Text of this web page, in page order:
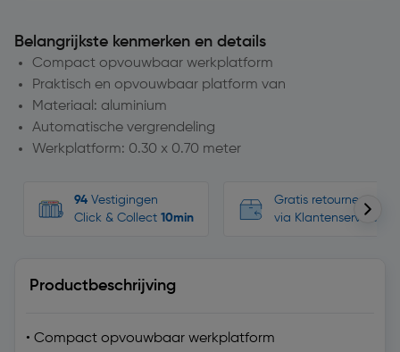
Belangrijkste kenmerken en details
Compact opvouwbaar werkplatform
Praktisch en opvouwbaar platform van
Materiaal: aluminium
Automatische vergrendeling
Werkplatform: 0.30 x 0.70 meter
94 Vestigingen
Click & Collect 10min
Gratis retourneren,
via Klantenservice
Productbeschrijving
• Compact opvouwbaar werkplatform